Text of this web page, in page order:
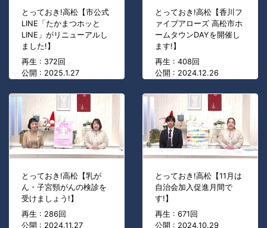
とっておき!高松【市公式
LINE「たかまつホッと
LINE」がリニューアルし
ました!】
再生 : 372回
公開 : 2025.1.27
とっておき!高松【香川フ
ァイブアローズ 高松市ホ
ームタウンDAYを開催し
ます!】
再生 : 408回
公開 : 2024.12.26
とっておき!高松【乳が
ん・子宮頸がんの検診を
受けましょう!】
再生 : 286回
公開 : 2024.11.27
とっておき!高松【11月は
自治会加入促進月間で
す!】
再生 : 671回
公開 : 2024.10.29